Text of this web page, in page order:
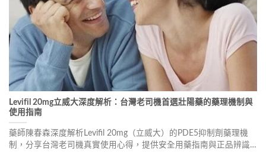
Levifil 20mg立威大深度解析：台灣老司機首選壯陽藥的藥理機制與
使用指南
藥師陳春森深度解析Levifil 20mg（立威大）的PDE5抑制劑藥理機
制，分享台灣老司機真實使用心得，提供安全用藥指南與正品辨識